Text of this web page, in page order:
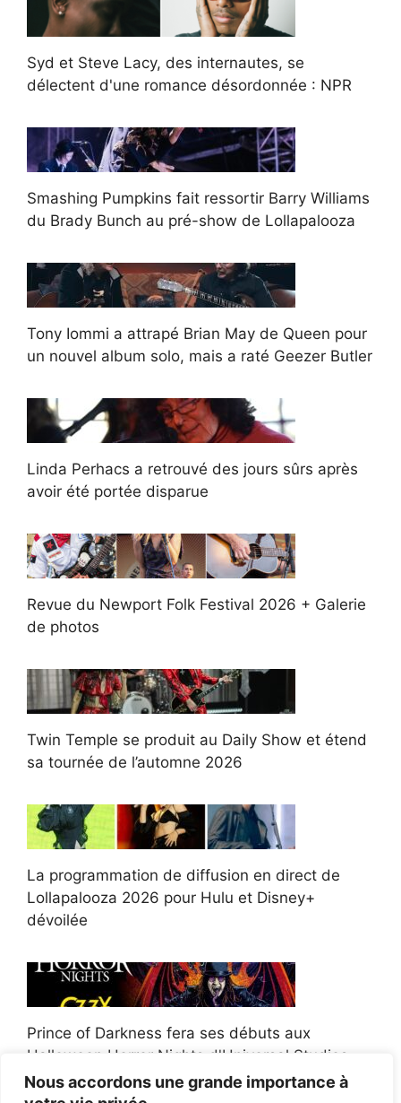
Nous accordons une grande importance à
Syd et Steve Lacy, des internautes, se
délectent d'une romance désordonnée : NPR
Smashing Pumpkins fait ressortir Barry Williams
du Brady Bunch au pré-show de Lollapalooza
Tony Iommi a attrapé Brian May de Queen pour
un nouvel album solo, mais a raté Geezer Butler
Linda Perhacs a retrouvé des jours sûrs après
avoir été portée disparue
Revue du Newport Folk Festival 2026 + Galerie
de photos
Twin Temple se produit au Daily Show et étend
sa tournée de l’automne 2026
La programmation de diffusion en direct de
Lollapalooza 2026 pour Hulu et Disney+
dévoilée
Prince of Darkness fera ses débuts aux
Halloween Horror Nights d'Universal Studios